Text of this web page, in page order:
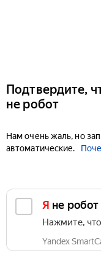
Подтвердите,
не робот
Нам очень жаль, но
автоматические.
Я не робот
Нажмите,
Yandex